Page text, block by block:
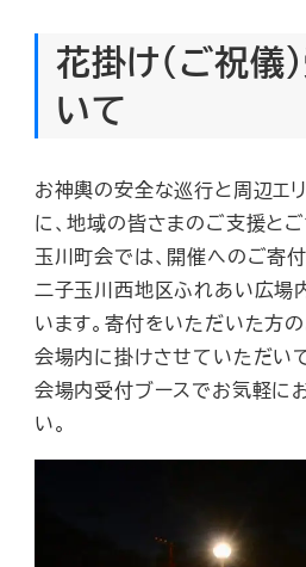
花掛け（ご祝儀
いて
お神輿の安全な巡行と周辺エ
に、地域の皆さまのご支援と
玉川町会では、開催へのご寄付
二子玉川西地区ふれあい広場
います。寄付をいただいた方
会場内に掛けさせていただい
会場内受付ブースでお気軽に
い。